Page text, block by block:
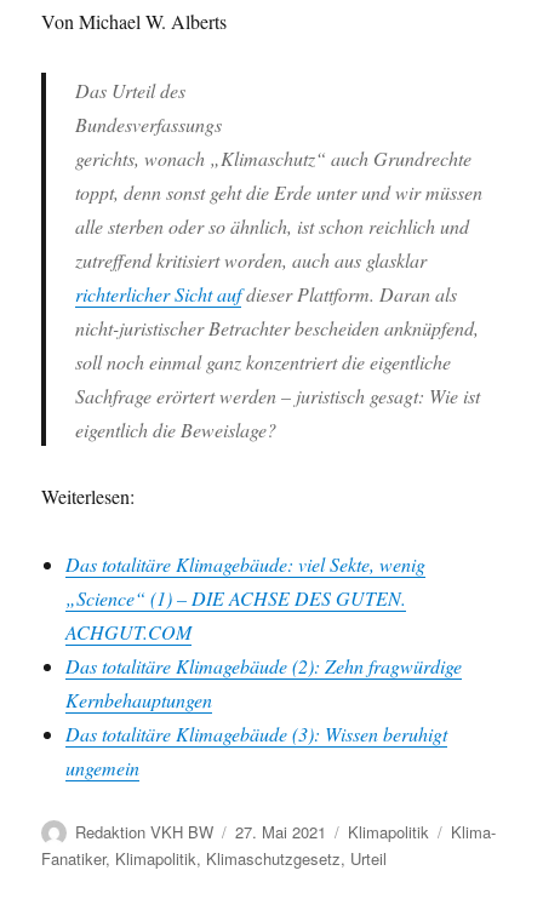
Von Michael W. Alberts
Das Urteil des
Bundesverfassungs
gerichts, wonach „Klimaschutz“ auch Grundrechte
toppt, denn sonst geht die Erde unter und wir müssen
alle sterben oder so ähnlich, ist schon reichlich und
zutreffend kritisiert worden, auch aus glasklar
richterlicher Sicht aufdieser Plattform. Daran als
nicht-juristischer Betrachter bescheiden anknüpfend,
soll noch einmal ganz konzentriert die eigentliche
Sachfrage erörtert werden – juristisch gesagt: Wie ist
eigentlich die Beweislage?
Weiterlesen:
Das totalitäre Klimagebäude: viel Sekte, wenig
„Science“ (1) – DIE ACHSE DES GUTEN.
ACHGUT.COM
Das totalitäre Klimagebäude (2): Zehn fragwürdige
Kernbehauptungen
Das totalitäre Klimagebäude (3): Wissen beruhigt
ungemein
Autor
Redaktion VKH BW
Veröffentlicht
am
27. Mai 2021 Kategorien
Klimapolitik Schlagwörter
Klima-
Fanatiker, Klimapolitik, Klimaschutzgesetz, Urteil